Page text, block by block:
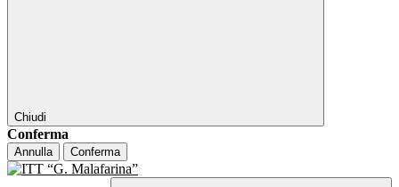
Chiudi
Conferma
Annulla Conferma